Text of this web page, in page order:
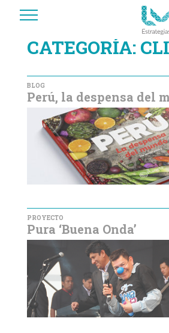
CATEGORÍA:
BLOG
Perú, la despensa del
PROYECTO
Pura ‘Buena Onda’